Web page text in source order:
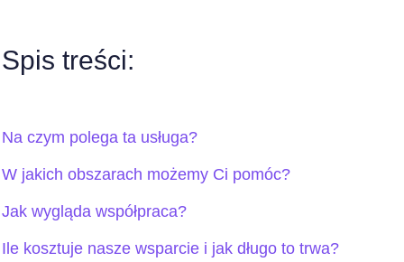
Spis treści:
Na czym polega ta usługa?
W jakich obszarach możemy Ci pomóc?
Jak wygląda współpraca?
Ile kosztuje nasze wsparcie i jak długo to trwa?